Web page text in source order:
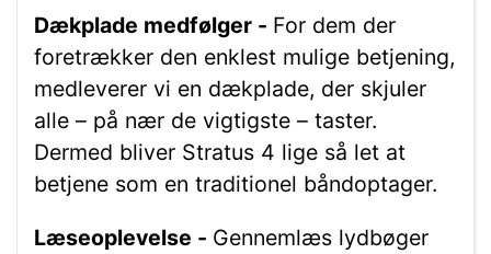
Dækplade medfølger - For dem der
foretrækker den enklest mulige betjening,
medleverer vi en dækplade, der skjuler
alle – på nær de vigtigste – taster.
Dermed bliver Stratus 4 lige så let at
betjene som en traditionel båndoptager.
Læseoplevelse - Gennemlæs lydbøger